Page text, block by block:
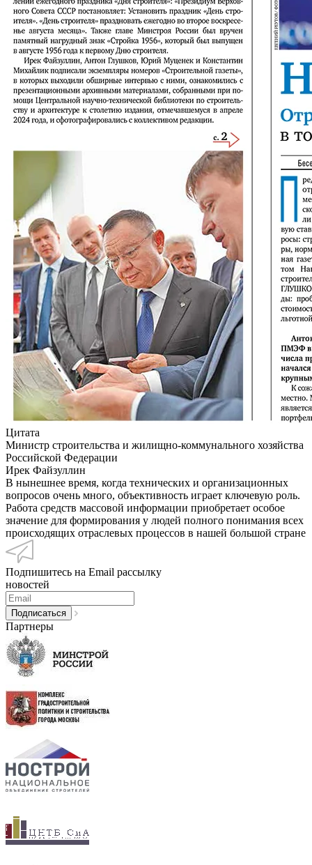
Цитата
Министр строительства и жилищно-коммунального хозяйства
Российской Федерации
Ирек Файзуллин
В нынешнее время, когда технических и организационных
вопросов очень много, объективность играет ключевую роль.
Работа средств массовой информации приобретает особое
значение для формирования у людей полного понимания всех
происходящих отраслевых процессов в нашей большой стране
Подпишитесь на Email рассылку
новостей
Партнеры